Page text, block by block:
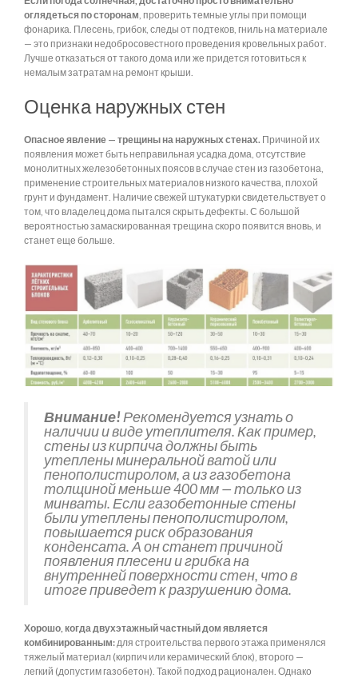
оглядеться по сторонам, проверить темные углы при помощи
фонарика. Плесень, грибок, следы от подтеков, гниль на материале
— это признаки недобросовестного проведения кровельных работ.
Лучше отказаться от такого дома или же придется готовиться к
немалым затратам на ремонт крыши.
Оценка наружных стен
Опасное явление — трещины на наружных стенах. Причиной их
появления может быть неправильная усадка дома, отсутствие
монолитных железобетонных поясов в случае стен из газобетона,
применение строительных материалов низкого качества, плохой
грунт и фундамент. Наличие свежей штукатурки свидетельствует о
том, что владелец дома пытался скрыть дефекты. С большой
вероятностью замаскированная трещина скоро появится вновь, и
станет еще больше.
Внимание!Рекомендуется узнать о
наличии и виде утеплителя. Как пример,
стены из кирпича должны быть
утеплены минеральной ватой или
пенополистиролом, а из газобетона
толщиной меньше 400 мм — только из
минваты. Если газобетонные стены
были утеплены пенополистиролом,
повышается риск образования
конденсата. А он станет причиной
появления плесени и грибка на
внутренней поверхности стен, что в
итоге приведет к разрушению дома.
Хорошо, когда двухэтажный частный дом является
комбинированным: для строительства первого этажа применялся
тяжелый материал (кирпич или керамический блок), второго —
легкий (допустим газобетон). Такой подход рационален. Однако